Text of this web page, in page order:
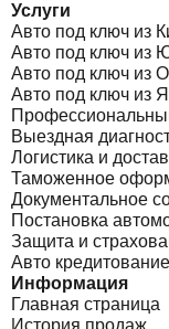
Услуги
Авто под ключ из
Авто под ключ из
Авто под ключ из
Авто под ключ из
Выездная
Логистика и
Таможенное
Документальное
Постановка
Защита и
Авто кредитование
Информация
Главная страница